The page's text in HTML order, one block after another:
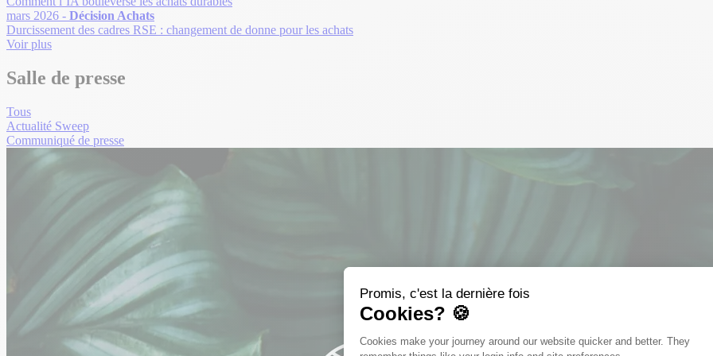
Promis, c'est la dernière fois
Cookies? 🍪
Plateforme de Gestion du
Cookies make your journey around our website quicker and better. They
mars 2026 - Décision Achats
Durcissement des cadres RSE : changement de donne pour les achats
Voir plus
Salle de presse
Tous
Actualité Sweep
Communiqué de presse